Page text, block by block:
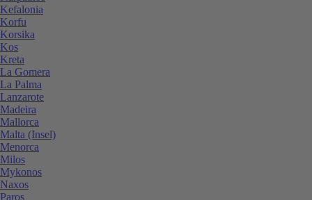
Kefalonia
Korfu
Korsika
Kos
Kreta
La Gomera
La Palma
Lanzarote
Madeira
Mallorca
Malta (Insel)
Menorca
Milos
Mykonos
Naxos
Paros